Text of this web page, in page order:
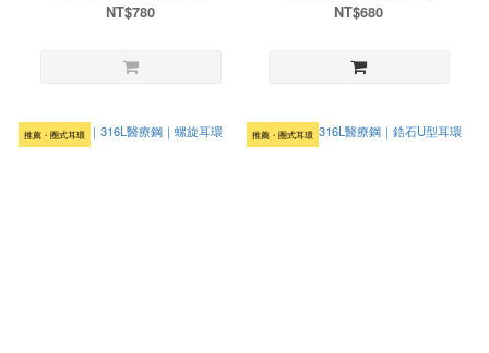
NT$780 NT$680
推薦・圈式耳環 推薦・圈式耳環